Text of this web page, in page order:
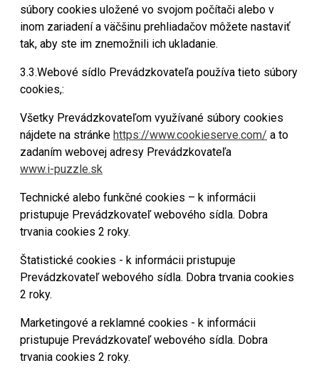
súbory cookies uložené vo svojom počítači alebo v
inom zariadení a väčšinu prehliadačov môžete nastaviť
tak, aby ste im znemožnili ich ukladanie.
3.3.Webové sídlo Prevádzkovateľa používa tieto súbory
cookies,:
Všetky Prevádzkovateľom využívané súbory cookies
nájdete na stránke https://www.cookieserve.com/ a to
zadaním webovej adresy Prevádzkovateľa
www.i-puzzle.sk
Technické alebo funkčné cookies – k informácii
pristupuje Prevádzkovateľ webového sídla. Dobra
trvania cookies 2 roky.
Štatistické cookies - k informácii pristupuje
Prevádzkovateľ webového sídla. Dobra trvania cookies
2 roky.
Marketingové a reklamné cookies - k informácii
pristupuje Prevádzkovateľ webového sídla. Dobra
trvania cookies 2 roky.